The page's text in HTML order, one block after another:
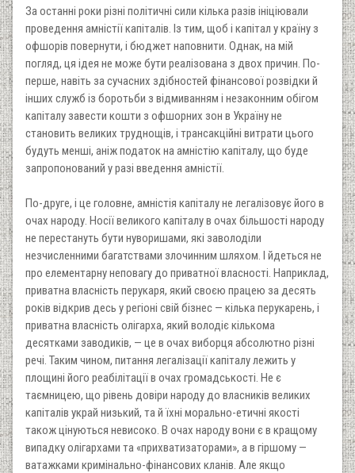
За останні роки різні політичні сили кілька разів ініціювали
проведення амністії капіталів. Iз тим, щоб і капітал у країну з
офшорів повернути, і бюджет наповнити. Однак, на мій
погляд, ця ідея не може бути реалізована з двох причин. По-
перше, навіть за сучасних здібностей фінансової розвідки й
інших служб із боротьби з відмиванням і незаконним обігом
капіталу завести кошти з офшорних зон в Україну не
становить великих труднощів, і трансакційні витрати цього
будуть менші, аніж податок на амністію капіталу, що буде
запропонований у разі введення амністії.
По-друге, і це головне, амністія капіталу не легалізовує його в
очах народу. Носії великого капіталу в очах більшості народу
не перестануть бути нуворишами, які заволоділи
незчисленними багатствами злочинним шляхом. I йдеться не
про елементарну неповагу до приватної власності. Наприклад,
приватна власність перукаря, який своєю працею за десять
років відкрив десь у регіоні свій бізнес — кілька перукарень, і
приватна власність олігарха, який володіє кількома
десятками заводиків, — це в очах виборця абсолютно різні
речі. Таким чином, питання легалізації капіталу лежить у
площині його реабілітації в очах громадськості. Не є
таємницею, що рівень довіри народу до власників великих
капіталів украй низький, та й їхні морально-етичні якості
також цінуються невисоко. В очах народу вони є в кращому
випадку олігархами та «прихватизаторами», а в гіршому —
ватажками кримінально-фінансових кланів. Але якщо